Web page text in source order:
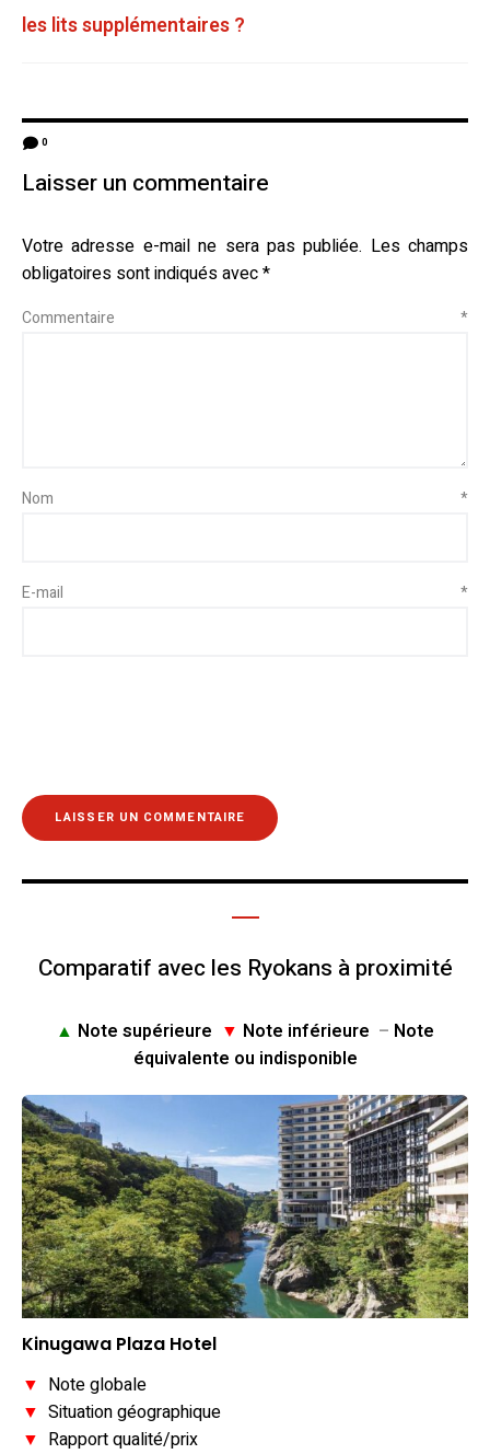
les lits supplémentaires ?
0
Laisser un commentaire
Votre adresse e-mail ne sera pas publiée. Les champs
obligatoires sont indiqués avec*
Commentaire *
Nom *
E-mail *
Comparatif avec les Ryokans à proximité
▲ Note supérieure ▼ Note inférieure – Note
équivalente ou indisponible
Kinugawa Plaza Hotel
▼ Note globale
▼ Situation géographique
▼ Rapport qualité/prix